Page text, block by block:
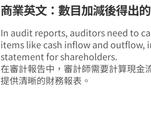
商業英文：數目加減後得出
In audit reports, auditors need to
items like cash inflow and outflow,
statement for shareholders.
在審計報告中，審計師需要計算現金
提供清晰的財務報表。